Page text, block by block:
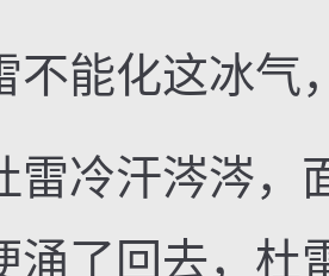
能化这冰气
汗涔涔，
涌了回去，杜